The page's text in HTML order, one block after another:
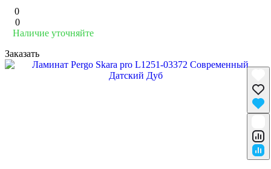
0
0
Наличие уточняйте
Заказать